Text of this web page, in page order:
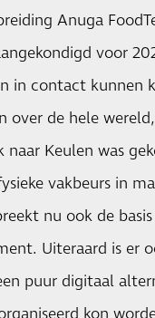
Anuga
voor
in contact kunnen
over de hele
Keulen was
vakbeurs in
nu ook de
Uiteraard is er
puur digitaal